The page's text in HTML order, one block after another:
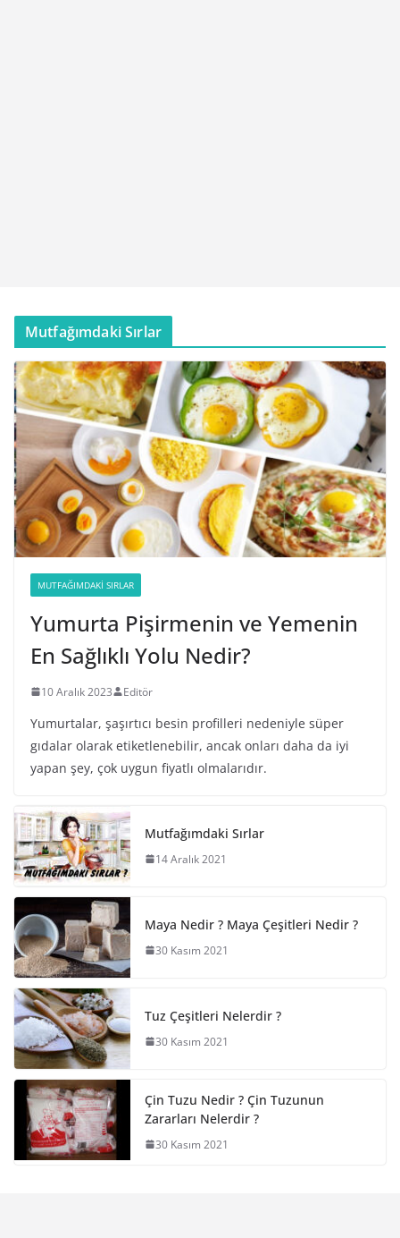
Mutfağımdaki Sırlar
MUTFAĞIMDAKI SIRLAR
Yumurta Pişirmenin ve Yemenin
En Sağlıklı Yolu Nedir?
10 Aralık 2023 Editör
Yumurtalar, şaşırtıcı besin profilleri nedeniyle süper
gıdalar olarak etiketlenebilir, ancak onları daha da iyi
yapan şey, çok uygun fiyatlı olmalarıdır.
Mutfağımdaki Sırlar
14 Aralık 2021
Maya Nedir ? Maya Çeşitleri Nedir ?
30 Kasım 2021
Tuz Çeşitleri Nelerdir ?
30 Kasım 2021
Çin Tuzu Nedir ? Çin Tuzunun
Zararları Nelerdir ?
30 Kasım 2021